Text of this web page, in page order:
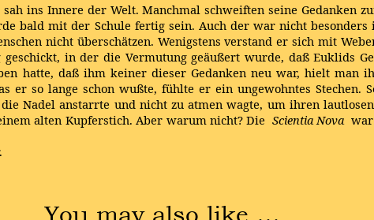
ins Innere der Welt. Manchmal schweiften seine Gedanken
bald mit der Schule fertig sein. Auch der war nicht
nicht überschätzen. Wenigstens verstand er sich mit
in der die Vermutung geäußert wurde, daß Euklids
hatte, daß ihm keiner dieser Gedanken neu war, hielt man
er so lange schon wußte, fühlte er ein ungewohntes Stechen.
Nadel anstarrte und nicht zu atmen wagte, um ihren
alten Kupferstich. Aber warum nicht? Die Scientia Nova war
You may also like …